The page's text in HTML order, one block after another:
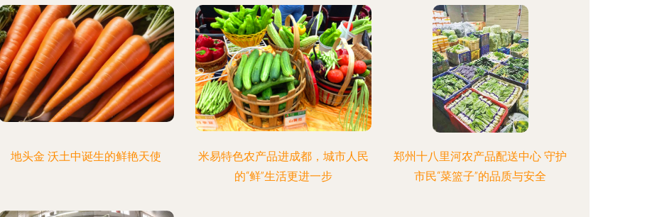
地头金 沃土中诞生的鲜艳天使
米易特色农产品进成都，城市人民
的“鲜”生活更进一步
郑州十八里河农产品配送中心 守护
市民“菜篮子”的品质与安全